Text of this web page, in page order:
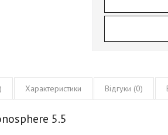
Характеристики Відгуки (0)
5.5